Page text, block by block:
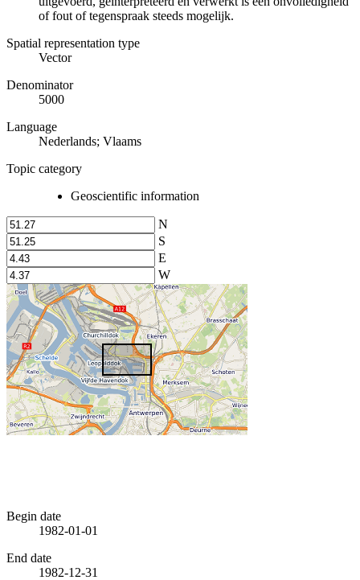
of fout of tegenspraak steeds mogelijk.
Spatial representation type
Vector
Denominator
5000
Language
Nederlands; Vlaams
Topic category
Geoscientific information
N
S
E
W
Begin date
1982-01-01
End date
1982-12-31